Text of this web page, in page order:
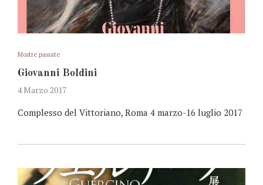
Mostre passate
Giovanni Boldini
4 Marzo 2017
Complesso del Vittoriano, Roma 4 marzo-16 luglio 2017